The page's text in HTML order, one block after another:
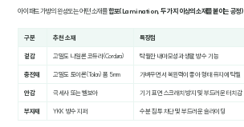
아이패드 가방의 완성도는 어떤 소재를합포(Lamination, 두 가지 이상의 소재를 붙이는 공정)
구분 추천 소재 특장점
겉감 고밀도 나일론 코듀라(Cordura) 탁월한 내마모성과 생활 방수 기능
충전재 고밀도 토이론(Toilon) 폼 5mm 가벼우면서 복원력이 좋아 형태 유지에 탁월
안감 극세사 또는 벨보아 기기 표면 스크래치 방지 및 부드러운 터치감
부자재 YKK 방수 지퍼 수분 침투 차단 및 부드러운 슬라이딩